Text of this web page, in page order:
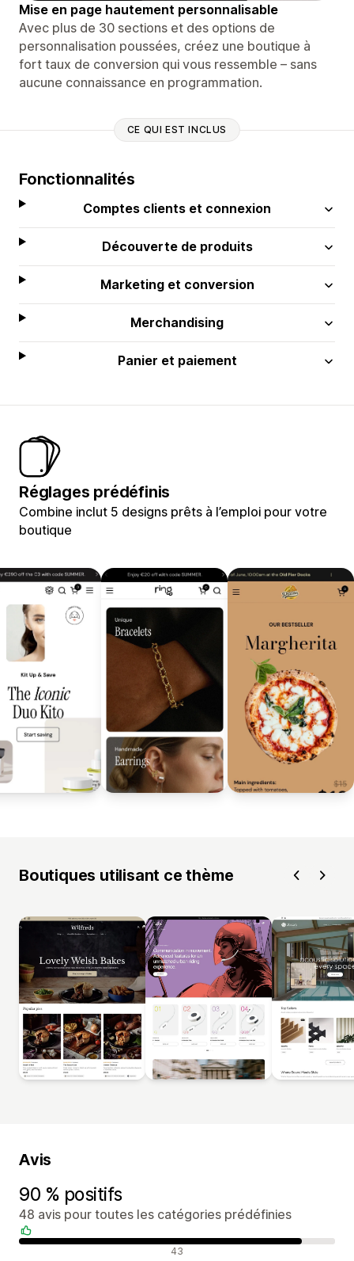
Mise en page hautement personnalisable
Avec plus de 30 sections et des options de
personnalisation poussées, créez une boutique à
fort taux de conversion qui vous ressemble – sans
aucune connaissance en programmation.
CE QUI EST INCLUS
Fonctionnalités
Comptes clients et connexion
Découverte de produits
Marketing et conversion
Merchandising
Panier et paiement
Réglages prédéfinis
Combine inclut 5 designs prêts à l’emploi pour votre
boutique
Boutiques utilisant ce thème
Avis
90 % positifs
48 avis pour toutes les catégories prédéfinies
Avis positifs 43